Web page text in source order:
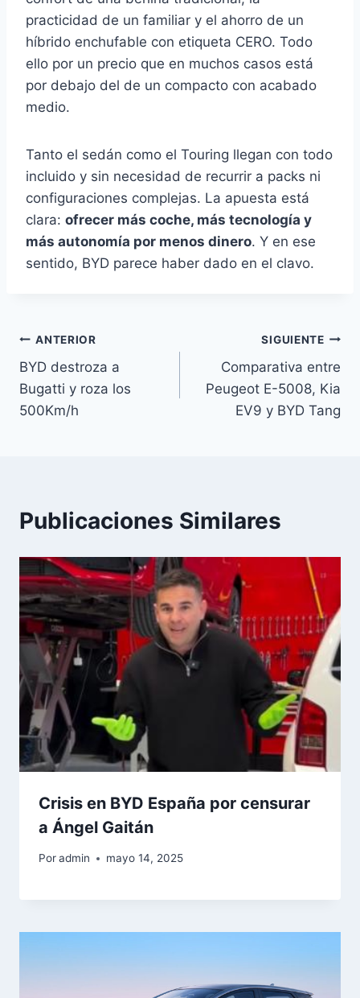
practicidad de un familiar y el ahorro de un
híbrido enchufable con etiqueta CERO. Todo
ello por un precio que en muchos casos está
por debajo del de un compacto con acabado
medio.
Tanto el sedán como el Touring llegan con todo
incluido y sin necesidad de recurrir a packs ni
configuraciones complejas. La apuesta está
clara: ofrecer más coche, más tecnología y
más autonomía por menos dinero. Y en ese
sentido, BYD parece haber dado en el clavo.
Navegación
de
entradas
ANTERIOR
BYD destroza a
Bugatti y roza los
500Km/h
SIGUIENTE
Comparativa entre
Peugeot E-5008, Kia
EV9 y BYD Tang
Publicaciones Similares
Crisis en BYD España por censurar
a Ángel Gaitán
Poradmin mayo 14, 2025